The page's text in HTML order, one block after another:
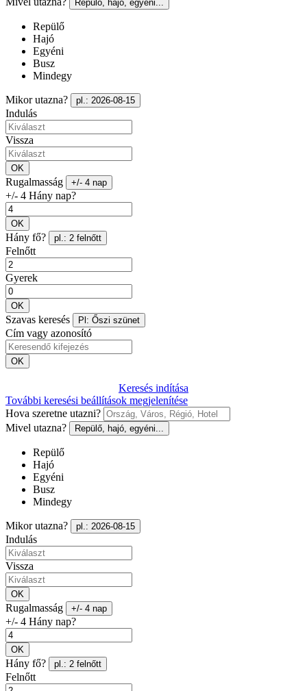
Repülő, hajó, egyéni...
Repülő
Hajó
Egyéni
Busz
Mindegy
Mikor utazna? pl.: 2026-08-15
Indulás
Vissza
OK
Rugalmasság +/- 4 nap
+/- 4 Hány nap?
OK
Hány fő? pl.: 2 felnőtt
Felnőtt
Gyerek
OK
Szavas keresés Pl: Őszi szünet
Cím vagy azonosító
OK
Keresés indítása
További keresési beállítások megjelenítése
Hova szeretne utazni?
Mivel utazna?
Repülő, hajó, egyéni...
Repülő
Hajó
Egyéni
Busz
Mindegy
Mikor utazna? pl.: 2026-08-15
Indulás
Vissza
OK
Rugalmasság +/- 4 nap
+/- 4 Hány nap?
OK
Hány fő? pl.: 2 felnőtt
Felnőtt